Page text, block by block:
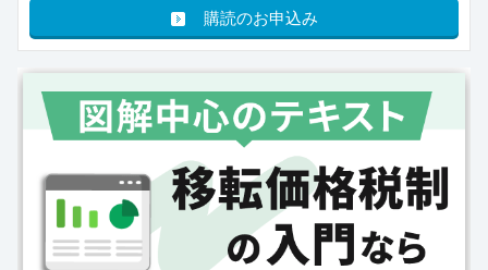
購読のお申込み